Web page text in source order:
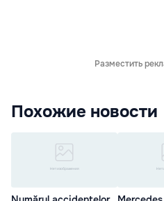
Разместить
Похожие новости